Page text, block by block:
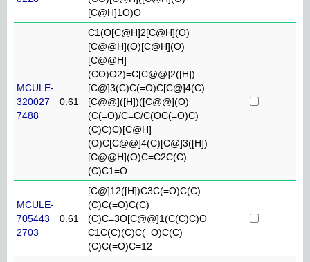
[C@H]1O)O
MCULE-
320027
7488
0.61
C1(O[C@H]2[C@H](O)
[C@@H](O)[C@H](O)
[C@@H]
(CO)O2)=C[C@@]2([H])
[C@]3(C)C(=O)C[C@]4(C)
[C@@]([H])([C@@](O)
(C(=O)/C=C/C(OC(=O)C)
(C)C)C)[C@H]
(O)C[C@@]4(C)[C@]3([H])
[C@@H](O)C=C2C(C)
(C)C1=O
MCULE-
705443
2703
0.61
[C@]12([H])C3C(=O)C(C)
(C)C(=O)C(C)
(C)C=3O[C@@]1(C(C)C)O
C1C(C)(C)C(=O)C(C)
(C)C(=O)C=12